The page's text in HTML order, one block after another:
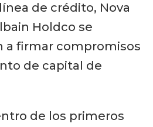
de crédito, Nova
Holdco se
firmar compromisos
de capital de
de los primeros